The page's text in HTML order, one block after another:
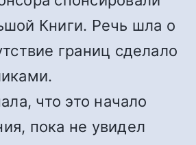
Книги. Речь шла о
границ сделало
что это начало
пока не увидел